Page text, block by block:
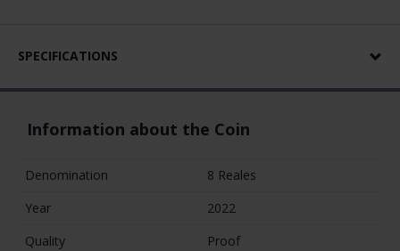
SPECIFICATIONS
Information about the Coin
Denomination
8 Reales
Year
2022
Quality
Proof